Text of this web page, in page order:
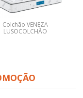
Colchão VENEZA
LUSOCOLCHÃO